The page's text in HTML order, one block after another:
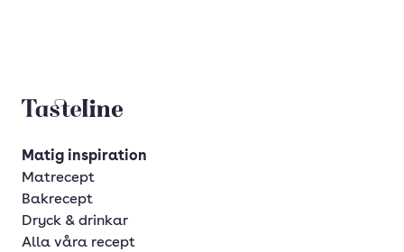
Tasteline startsida
Matig inspiration
Matrecept
Bakrecept
Dryck & drinkar
Alla våra recept